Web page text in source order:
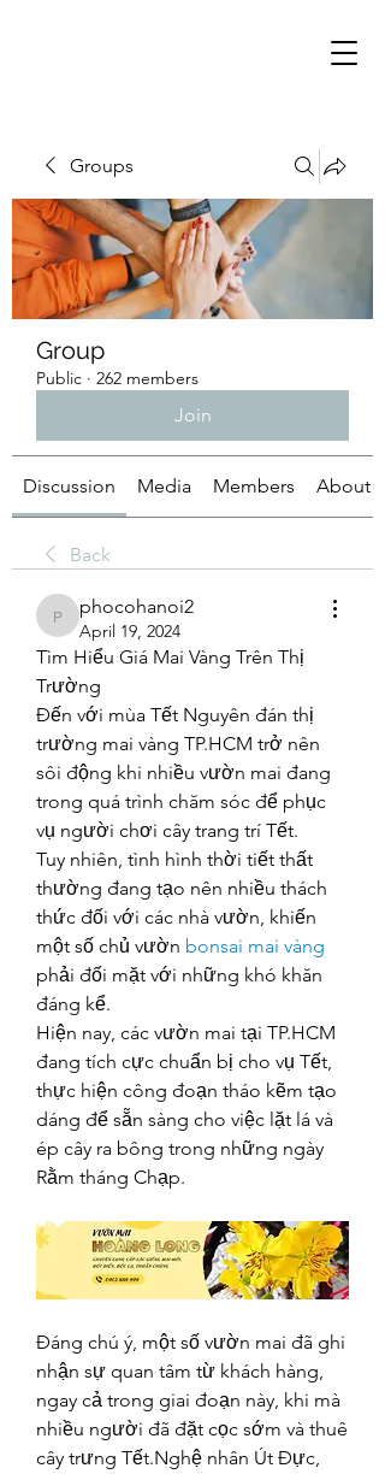
Groups
Group
Public · 262 members
Join
Discussion Media Members About
Back
phocohanoi2
phocohanoi2
April 19, 2024
Tìm Hiểu Giá Mai Vàng Trên Thị
Trường
Đến với mùa Tết Nguyên đán thị
trường mai vàng TP.HCM trở nên
sôi động khi nhiều vườn mai đang
trong quá trình chăm sóc để phục
vụ người chơi cây trang trí Tết.
Tuy nhiên, tình hình thời tiết thất
thường đang tạo nên nhiều thách
thức đối với các nhà vườn, khiến
một số chủ vườn bonsai mai vàng
phải đối mặt với những khó khăn
đáng kể.
Hiện nay, các vườn mai tại TP.HCM
đang tích cực chuẩn bị cho vụ Tết,
thực hiện công đoạn tháo kẽm tạo
dáng để sẵn sàng cho việc lặt lá và
ép cây ra bông trong những ngày
Rằm tháng Chạp.
Đáng chú ý, một số vườn mai đã ghi
nhận sự quan tâm từ khách hàng,
ngay cả trong giai đoạn này, khi mà
nhiều người đã đặt cọc sớm và thuê
cây trưng Tết.Nghệ nhân Út Đực,